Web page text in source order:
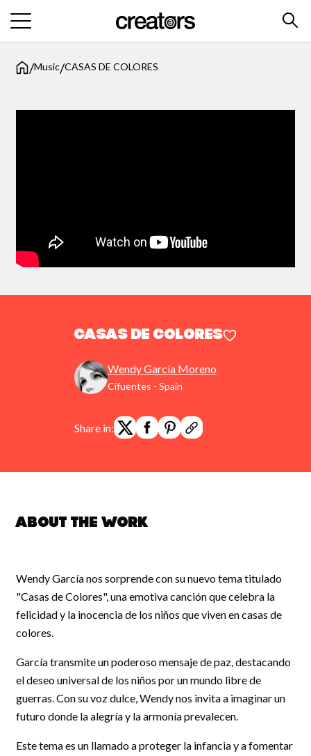
/Music/CASAS DE COLORES
CASAS DE COLORES
Wendy García Moreno
Cifuentes - Spain
Share in:
About the work
Wendy García nos sorprende con su nuevo tema titulado
"Casas de Colores", una emotiva canción que celebra la
felicidad y la inocencia de los niños que viven en casas de
colores.
García transmite un poderoso mensaje de paz, destacando
el deseo universal de los niños por un mundo libre de
guerras. Con su voz dulce, Wendy nos invita a imaginar un
futuro donde la alegría y la armonía prevalecen.
Este tema es un llamado a proteger la infancia y a fomentar